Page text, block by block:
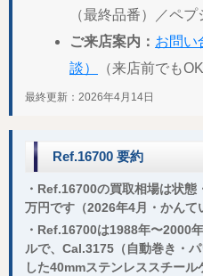
（最終品番）／ペ
ご来店案内： お問い
談）
（来店前でもOK
最終更新：2026年4月14日
Ref.16700 要約
・Ref.16700の買取相場は状
万円です（2026年4月・かんて
・Ref.16700は1988年〜2000
ルで、Cal.3175（自動巻き・
した40mmステンレススチー